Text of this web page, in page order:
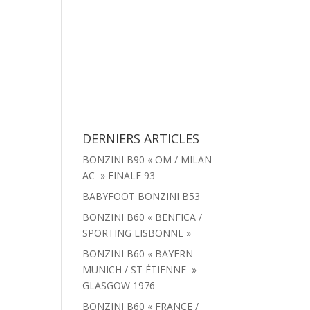
DERNIERS ARTICLES
BONZINI B90 « OM / MILAN
AC » FINALE 93
BABYFOOT BONZINI B53
BONZINI B60 « BENFICA /
SPORTING LISBONNE »
BONZINI B60 « BAYERN
MUNICH / ST ÉTIENNE »
GLASGOW 1976
BONZINI B60 « FRANCE /